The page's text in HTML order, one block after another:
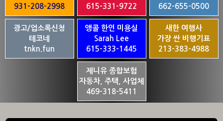
931-208-2998
615-331-9722
662-655-0500
광고/업소록신청
테코네
tnkn.fun
앵콜 한인 미용실
Sarah Lee
615-333-1445
새한 여행사
가장 싼 비행기표
213-383-4988
제니유 종합보험
자동차, 주택, 사업체
469-318-5411